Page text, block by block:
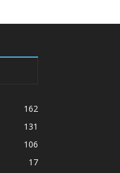
162
131
106
17